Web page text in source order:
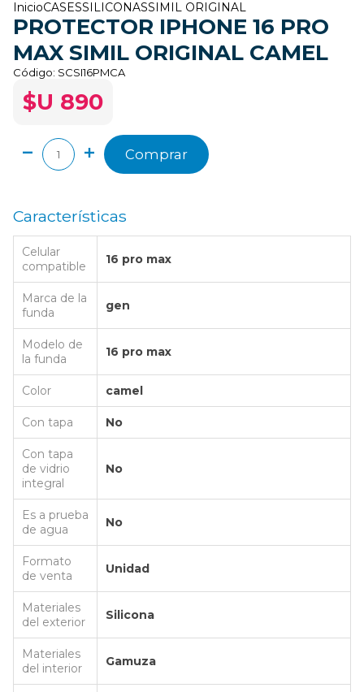
InicioCASESSILICONASSIMIL ORIGINAL
PROTECTOR IPHONE 16 PRO
MAX SIMIL ORIGINAL CAMEL
Código: SCSI16PMCA
$U 890
Comprar
Características
Celular
compatible
16 pro max
Marca de la
funda
gen
Modelo de
la funda
16 pro max
Color camel
Con tapa No
Con tapa
de vidrio
integral
No
Es a prueba
de agua
No
Formato
de venta
Unidad
Materiales
del exterior
Silicona
Materiales
del interior
Gamuza